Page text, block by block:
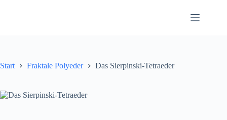
Start Fraktale Polyeder Das Sierpinski-Tetraeder